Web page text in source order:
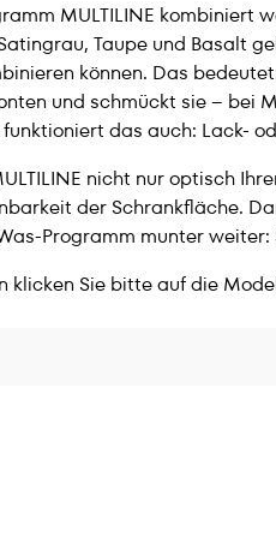
MULTILINE kombiniert
Taupe und Basalt
können. Das
und schmückt sie – bei
das auch: Lack-
nicht nur optisch
der Schrankfläche.
Programm munter
klicken Sie bitte auf die